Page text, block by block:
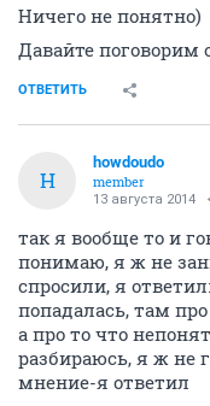
Ничего не понятно)
Давайте поговорим
ОТВЕТИТЬ
H
howdoudo
member
13 августа 2014
так я вообще то и
понимаю, я ж не
спросили, я
попадалась, там
а про то что
разбираюсь, я ж не
мнение-я ответил